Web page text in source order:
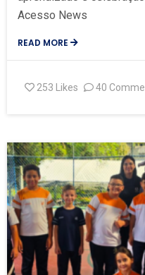
Acesso News
READ MORE
253 Likes 40